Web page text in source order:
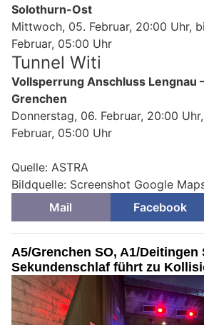
Solothurn-Ost
Mittwoch, 05. Februar, 20:00 Uhr,
Februar, 05:00 Uhr
Tunnel Witi
Vollsperrung Anschluss Lengnau
Grenchen
Donnerstag, 06. Februar, 20:00
Februar, 05:00 Uhr
Quelle: ASTRA
Bildquelle: Screenshot Google
Mail
Facebook
A5/Grenchen SO, A1/Deitingen
Sekundenschlaf führt zu